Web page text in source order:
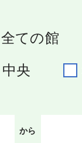
全ての館
中央
から